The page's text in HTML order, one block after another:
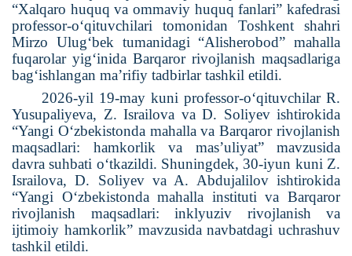
“Xalqaro huquq va ommaviy huquq fanlari” kafedrasi
professor-o‘qituvchilari tomonidan Toshkent shahri
Mirzo Ulug‘bek tumanidagi “Alisherobod” mahalla
fuqarolar yig‘inida Barqaror rivojlanish maqsadlariga
bag‘ishlangan ma’rifiy tadbirlar tashkil etildi.
2026-yil 19-may kuni professor-o‘qituvchilar R.
Yusupaliyeva, Z. Israilova va D. Soliyev ishtirokida
“Yangi O‘zbekistonda mahalla va Barqaror rivojlanish
maqsadlari: hamkorlik va mas’uliyat” mavzusida
davra suhbati o‘tkazildi. Shuningdek, 30-iyun kuni Z.
Israilova, D. Soliyev va A. Abdujalilov ishtirokida
“Yangi O‘zbekistonda mahalla instituti va Barqaror
rivojlanish maqsadlari: inklyuziv rivojlanish va
ijtimoiy hamkorlik” mavzusida navbatdagi uchrashuv
tashkil etildi.